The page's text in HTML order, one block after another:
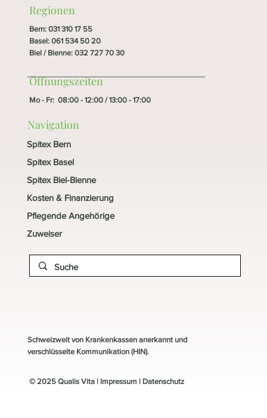
Regionen
Bern:031 310 17 55
Basel:061 534 50 20
Biel / Bienne:032 727 70 30
Öffnungszeiten
Mo - Fr: 08:00 - 12:00 / 13:00 - 17:00
Navigation
Spitex Bern
Spitex Basel
Spitex Biel-Bienne
Kosten & Finanzierung
Pflegende Angehörige
Zuweiser
© 2025 Qualis Vita | Impressum | Datenschutz
Schweizweit von Krankenkassen anerkannt und
verschlüsselte Kommunikation (HIN).